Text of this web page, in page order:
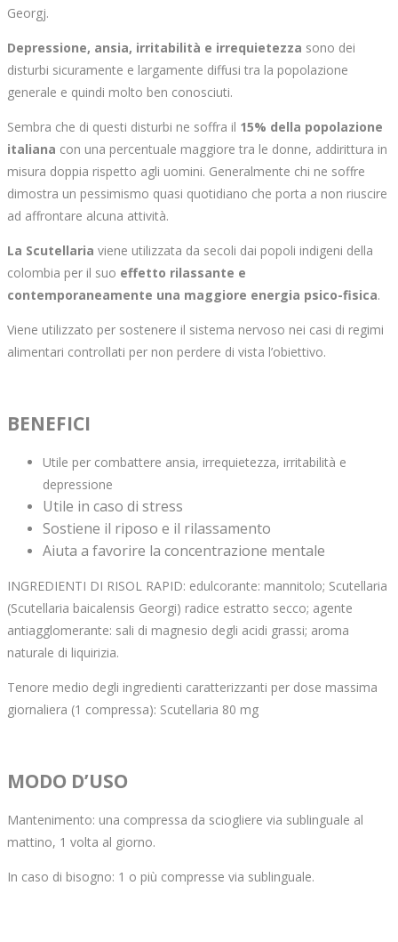
Georgj.
Depressione, ansia, irritabilità e irrequietezza sono dei
disturbi sicuramente e largamente diffusi tra la popolazione
generale e quindi molto ben conosciuti.
Sembra che di questi disturbi ne soffra il 15% della popolazione
italiana con una percentuale maggiore tra le donne, addirittura in
misura doppia rispetto agli uomini. Generalmente chi ne soffre
dimostra un pessimismo quasi quotidiano che porta a non riuscire
ad affrontare alcuna attività.
La Scutellaria viene utilizzata da secoli dai popoli indigeni della
colombia per il suo effetto rilassante e
contemporaneamente una maggiore energia psico-fisica.
Viene utilizzato per sostenere il sistema nervoso nei casi di regimi
alimentari controllati per non perdere di vista l’obiettivo.
BENEFICI
Utile per combattere ansia, irrequietezza, irritabilità e
depressione
Utile in caso di stress
Sostiene il riposo e il rilassamento
Aiuta a favorire la concentrazione mentale
INGREDIENTI DI RISOL RAPID: edulcorante: mannitolo; Scutellaria
(Scutellaria baicalensis Georgi) radice estratto secco; agente
antiagglomerante: sali di magnesio degli acidi grassi; aroma
naturale di liquirizia.
Tenore medio degli ingredienti caratterizzanti per dose massima
giornaliera (1 compressa): Scutellaria 80 mg
MODO D’USO
Mantenimento: una compressa da sciogliere via sublinguale al
mattino, 1 volta al giorno.
In caso di bisogno: 1 o più compresse via sublinguale.